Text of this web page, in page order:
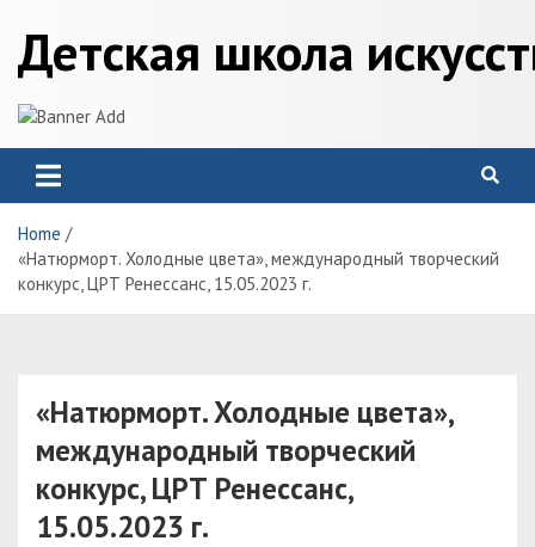
content
Детская школа
Home
«Натюрморт. Холодные цвета», международный творческий
конкурс, ЦРТ Ренессанс, 15.05.2023 г.
«Натюрморт. Холодные цвета»,
международный творческий
конкурс, ЦРТ Ренессанс,
15.05.2023 г.